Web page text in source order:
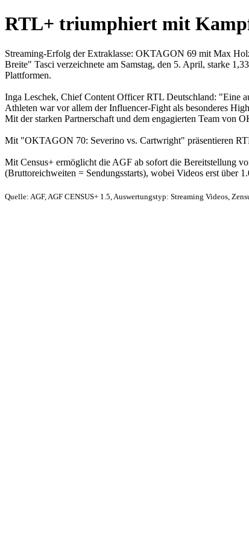
RTL+ triumphiert mit
Streaming-Erfolg der Extraklasse: OKTAGON 69 mit Max
Breite" Tasci verzeichnete am Samstag, den 5. April, starke
Plattformen.
Inga Leschek, Chief Content Officer RTL Deutschland: "Eine
Athleten war vor allem der Influencer-Fight als besonderes
Mit der starken Partnerschaft und dem engagierten Team
Mit "OKTAGON 70: Severino vs. Cartwright" präsentieren
Mit Census+ ermöglicht die AGF ab sofort die Bereitstellung
(Bruttoreichweiten = Sendungsstarts), wobei Videos erst über
Quelle: AGF, AGF CENSUS+ 1.5, Auswertungstyp: Streaming Videos,